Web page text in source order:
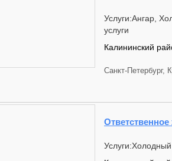
Услуги:Ангар,
услуги
Калининский
Санкт-Петербург,